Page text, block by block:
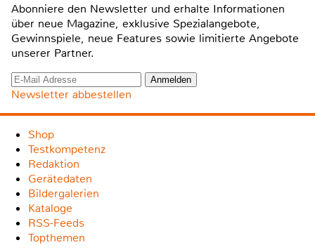
Abonniere den Newsletter und erhalte Informationen
über neue Magazine, exklusive Spezialangebote,
Gewinnspiele, neue Features sowie limitierte Angebote
unserer Partner.
Newsletter abbestellen
Shop
Testkompetenz
Redaktion
Gerätedaten
Bildergalerien
Kataloge
RSS-Feeds
Topthemen